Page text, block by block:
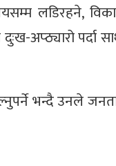
लडिरहने,
अप्ठ्यारो पर्दा
भन्दै उनले